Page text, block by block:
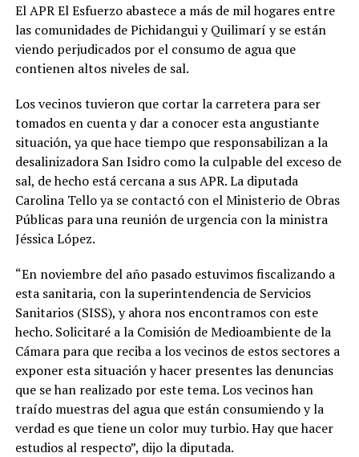
El APR El Esfuerzo abastece a más de mil hogares entre
las comunidades de Pichidangui y Quilimarí y se están
viendo perjudicados por el consumo de agua que
contienen altos niveles de sal.
Los vecinos tuvieron que cortar la carretera para ser
tomados en cuenta y dar a conocer esta angustiante
situación, ya que hace tiempo que responsabilizan a la
desalinizadora San Isidro como la culpable del exceso de
sal, de hecho está cercana a sus APR. La diputada
Carolina Tello ya se contactó con el Ministerio de Obras
Públicas para una reunión de urgencia con la ministra
Jéssica López.
“En noviembre del año pasado estuvimos fiscalizando a
esta sanitaria, con la superintendencia de Servicios
Sanitarios (SISS), y ahora nos encontramos con este
hecho. Solicitaré a la Comisión de Medioambiente de la
Cámara para que reciba a los vecinos de estos sectores a
exponer esta situación y hacer presentes las denuncias
que se han realizado por este tema. Los vecinos han
traído muestras del agua que están consumiendo y la
verdad es que tiene un color muy turbio. Hay que hacer
estudios al respecto”, dijo la diputada.